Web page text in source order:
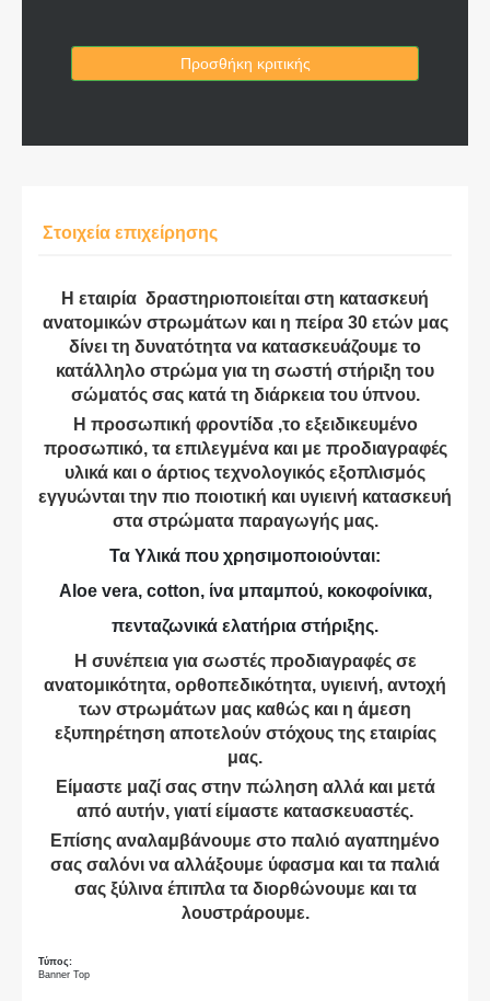
Προσθήκη κριτικής
Στοιχεία επιχείρησης
Η εταιρία δραστηριοποιείται στη κατασκευή
ανατομικών στρωμάτων και η πείρα 30 ετών μας
δίνει τη δυνατότητα να κατασκευάζουμε το
κατάλληλο στρώμα για τη σωστή στήριξη του
σώματός σας κατά τη διάρκεια του ύπνου.
Η προσωπική φροντίδα ,το εξειδικευμένο
προσωπικό, τα επιλεγμένα και με προδιαγραφές
υλικά και ο άρτιος τεχνολογικός εξοπλισμός
εγγυώνται την πιο ποιοτική και υγιεινή κατασκευή
στα στρώματα παραγωγής μας.
Τα Υλικά που χρησιμοποιούνται:
Aloe vera, cotton, ίνα μπαμπού, κοκοφοίνικα,
πενταζωνικά ελατήρια στήριξης.
Η συνέπεια για σωστές προδιαγραφές σε
ανατομικότητα, ορθοπεδικότητα, υγιεινή, αντοχή
των στρωμάτων μας καθώς και η άμεση
εξυπηρέτηση αποτελούν στόχους της εταιρίας
μας.
Είμαστε μαζί σας στην πώληση αλλά και μετά
από αυτήν, γιατί είμαστε κατασκευαστές.
Επίσης αναλαμβάνουμε στο παλιό αγαπημένο
σας σαλόνι να αλλάξουμε ύφασμα και τα παλιά
σας ξύλινα έπιπλα τα διορθώνουμε και τα
λουστράρουμε.
Τύπος:
Banner Top